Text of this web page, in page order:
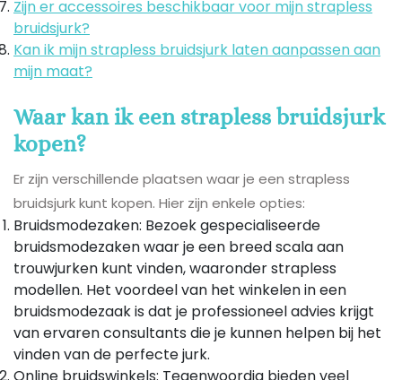
Zijn er accessoires beschikbaar voor mijn strapless
bruidsjurk?
Kan ik mijn strapless bruidsjurk laten aanpassen aan
mijn maat?
Waar kan ik een strapless bruidsjurk
kopen?
Er zijn verschillende plaatsen waar je een strapless
bruidsjurk kunt kopen. Hier zijn enkele opties:
Bruidsmodezaken: Bezoek gespecialiseerde
bruidsmodezaken waar je een breed scala aan
trouwjurken kunt vinden, waaronder strapless
modellen. Het voordeel van het winkelen in een
bruidsmodezaak is dat je professioneel advies krijgt
van ervaren consultants die je kunnen helpen bij het
vinden van de perfecte jurk.